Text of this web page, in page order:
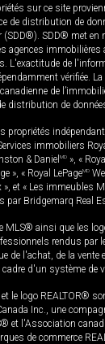
sur ce site
de distribution de
(SDD®). SDD® met en
agences immobilières
L'exactitude de
vérifiée.
de
distribution de
propriétés
immobiliers
& Daniel MD », «
», « Royal LePageMD
», et « Les immeubles
par Bridgemarq Real
MLS® ainsi que les
rendus par
de l'achat, de la vente
d'un système de
le logo REALTOR®
Inc., une
et l'Association
de commerce